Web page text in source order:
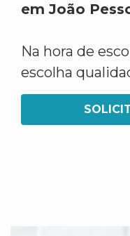
em João
Na hora de
escolha